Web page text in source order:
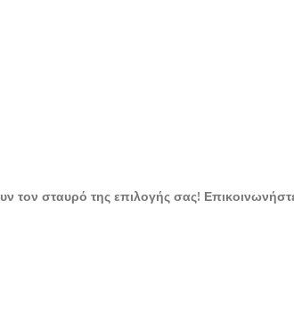
τον σταυρό της επιλογής σας!